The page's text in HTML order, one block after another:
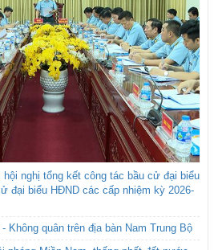
nghị tổng kết công tác bầu cử đại biểu
đại biểu HĐND các cấp nhiệm kỳ 2026-
Không quân trên địa bàn Nam Trung Bộ